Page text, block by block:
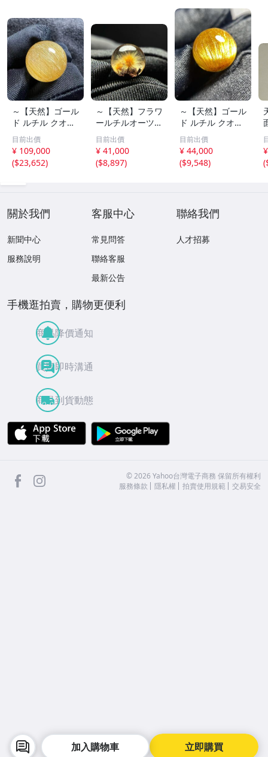
立即購買
加入購物車
～【天然】ゴール
ド ルチル クオー
ツ 丸玉 18.2mm
8.5g
目前出價
¥ 109,000
($23,652)
～【天然】フラワ
ールチルオーツ
丸玉 10.5mm 1.6
g
目前出價
¥ 41,000
($8,897)
～【天然】ゴール
ド ルチル クオー
ツ 丸玉 13.7mm
3.7g
目前出價
¥ 44,000
($9,548)
(
關於我們
新聞中心
服務說明
客服中心
常見問答
聯絡客服
最新公告
聯絡我們
人才招募
手機逛拍賣，購物更便利
商品降價通知
買賣即時溝通
商品到貨動態
APP Store
facebook ©2026 Yahoo台灣電子商務 保留所有權利
服務條款
隱私權 拍賣使用規範 交易安全